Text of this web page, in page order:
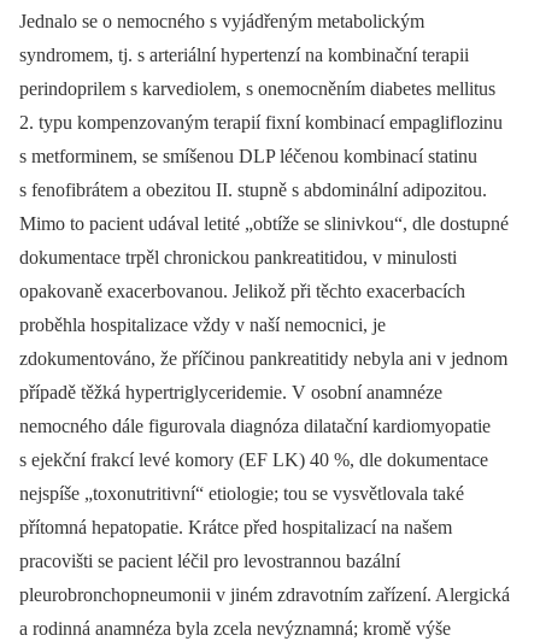
Jednalo se o nemocného s vyjádřeným metabolickým
syndromem, tj. s arteriální hypertenzí na kombinační terapii
perindoprilem s karvediolem, s onemocněním diabetes mellitus
2. typu kompenzovaným terapií fixní kombinací empagliflozinu
s metforminem, se smíšenou DLP léčenou kombinací statinu
s fenofibrátem a obezitou II. stupně s abdominální adipozitou.
Mimo to pacient udával letité „obtíže se slinivkou“, dle dostupné
dokumentace trpěl chronickou pankreatitidou, v minulosti
opakovaně exacerbovanou. Jelikož při těchto exacerbacích
proběhla hospitalizace vždy v naší nemocnici, je
zdokumentováno, že příčinou pankreatitidy nebyla ani v jednom
případě těžká hyper­triglyceridemie. V osobní anamnéze
nemocného dále figurovala diagnóza dilatační kardiomyopatie
s ejekční frakcí levé komory (EF LK) 40 %, dle dokumentace
nejspíše „toxonutritivní“ etiologie; tou se vysvětlovala také
přítomná hepatopatie. Krátce před hospitalizací na našem
pracovišti se pacient léčil pro levostrannou bazální
pleurobronchopneumonii v jiném zdravotním zařízení. Alergická
a rodinná anamnéza byla zcela nevýznamná; kromě výše